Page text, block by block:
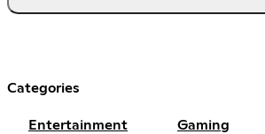
Categories
Entertainment Gaming